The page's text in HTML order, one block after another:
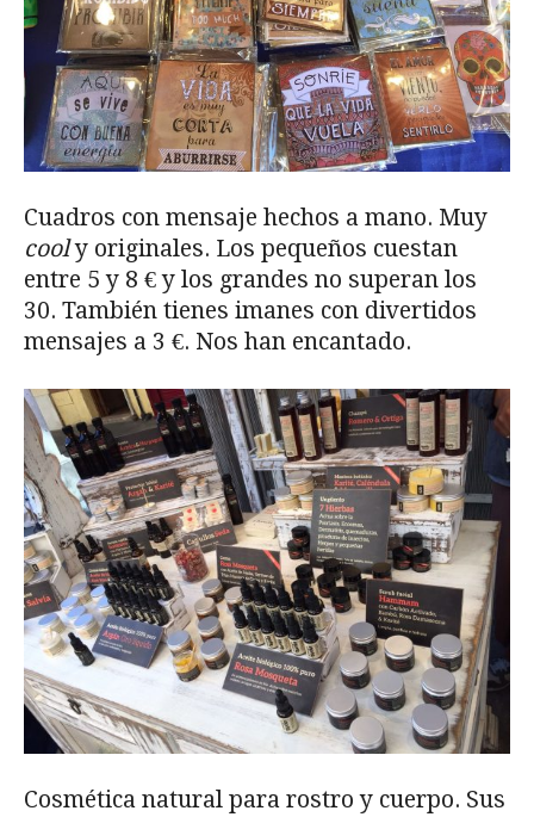
Cuadros con mensaje hechos a mano. Muy
cooly originales. Los pequeños cuestan
entre 5 y 8 € y los grandes no superan los
30. También tienes imanes con divertidos
mensajes a 3 €. Nos han encantado.
Cosmética natural para rostro y cuerpo. Sus